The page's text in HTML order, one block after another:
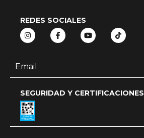
REDES SOCIALES
SEGURIDAD Y CERTIFICACIONES